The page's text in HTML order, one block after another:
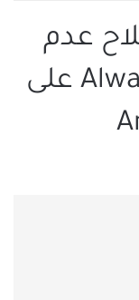
عدم
عمل Always On Display على